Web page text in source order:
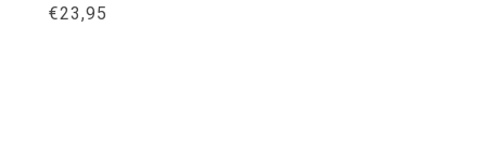
€23,95